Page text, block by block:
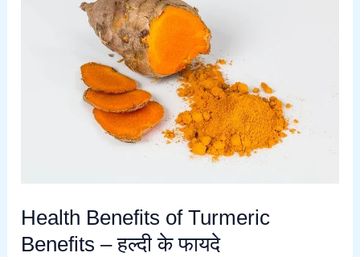
Health Benefits of Turmeric
Benefits – हल्दी के फायदे